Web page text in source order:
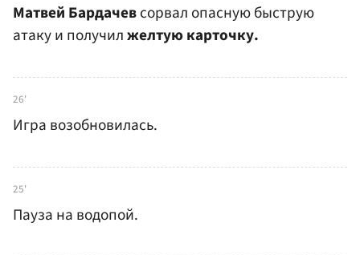
Матвей Бардачевсорвал опасную быструю
атаку и получилжелтую карточку.
26'
Игра возобновилась.
25'
Пауза на водопой.